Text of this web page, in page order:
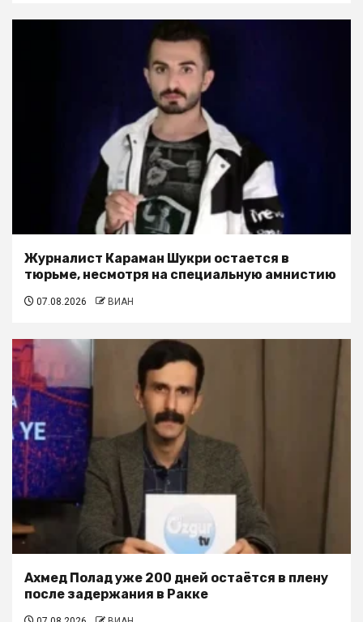
Журналист Караман Шукри остается в
тюрьме, несмотря на специальную амнистию
07.08.2026 ВИАН
Ахмед Полад уже 200 дней остаётся в плену
после задержания в Ракке